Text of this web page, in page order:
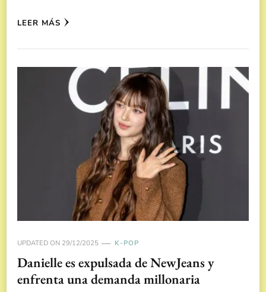
LEER MÁS
UPDATED ON 29/12/2025 K-POP
Danielle es expulsada de NewJeans y
enfrenta una demanda millonaria